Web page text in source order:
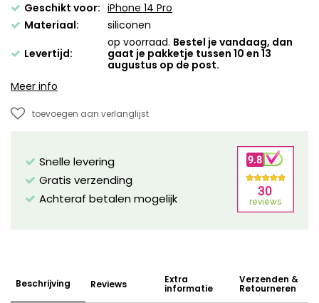
Geschikt voor: iPhone 14 Pro
Materiaal:
siliconen
Levertijd:
op voorraad. Bestel je vandaag, dan
gaat je pakketje tussen 10 en 13
augustus op de post.
Meer info
toevoegen aan verlanglijst
Snelle levering
Gratis verzending
Achteraf betalen mogelijk
Beschrijving Reviews Extra
informatie
Verzenden &
Retourneren